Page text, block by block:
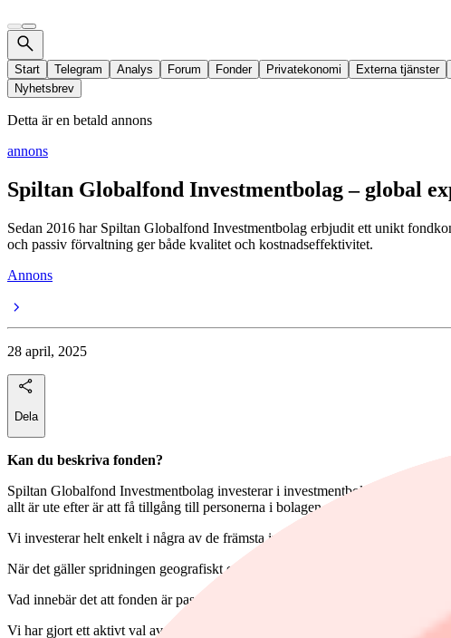
Start Telegram Analys Forum Fonder Privatekonomi Externa tjänster
Nyhetsbrev
Detta är en betald annons
annons
Spiltan Globalfond Investmentbolag – global
Sedan 2016 har Spiltan Globalfond Investmentbolag erbjudit ett unikt
och passiv förvaltning ger både kvalitet och kostnadseffektivitet.
Annons
28 april, 2025
Dela
Kan du beskriva fonden?
Spiltan Globalfond Investmentbolag investerar i investmentbolag och
allt är ute efter är att få tillgång till personerna i bolagen som genomför dessa
Vi investerar helt enkelt i några av de främsta investerarna över hela världen.
När det gäller spridningen geografiskt eftersträvar vi att följa världsindex.
Vad innebär det att fonden är passivt förvaltad?
Vi har gjort ett aktivt val av vilka investmentbolag som ska ingå i fonden,